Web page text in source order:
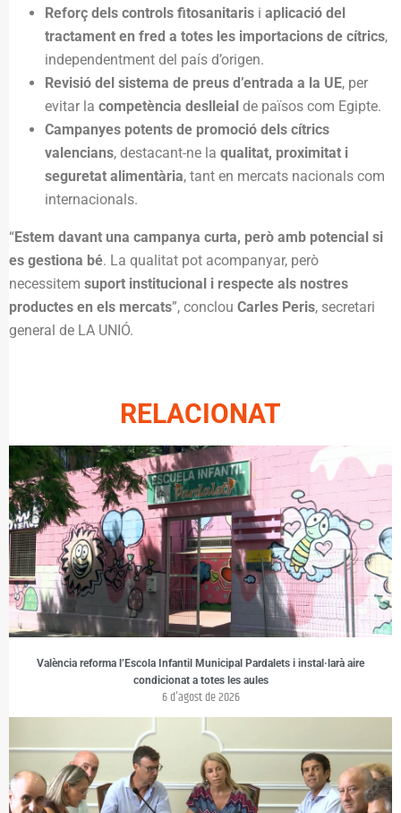
Reforç dels controls fitosanitaris i aplicació del
tractament en fred a totes les importacions de cítrics,
independentment del país d’origen.
Revisió del sistema de preus d’entrada a la UE, per
evitar la competència deslleial de països com Egipte.
Campanyes potents de promoció dels cítrics
valencians, destacant-ne la qualitat, proximitat i
seguretat alimentària, tant en mercats nacionals com
internacionals.
“Estem davant una campanya curta, però amb potencial si
es gestiona bé. La qualitat pot acompanyar, però
necessitem suport institucional i respecte als nostres
productes en els mercats”, conclou Carles Peris, secretari
general de LA UNIÓ.
RELACIONAT
València reforma l’Escola Infantil Municipal Pardalets i instal·larà aire
condicionat a totes les aules
6 d'agost de 2026